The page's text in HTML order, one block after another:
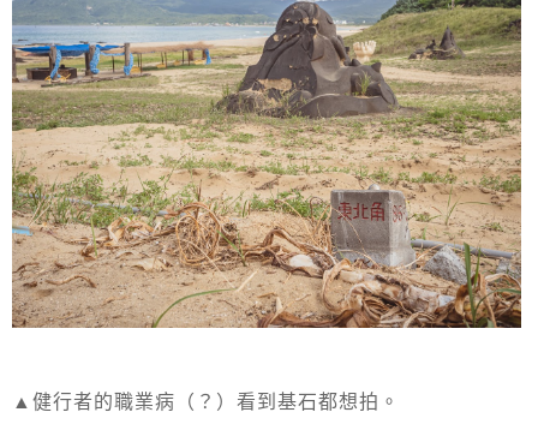
▲健行者的職業病（？）看到基石都想拍。